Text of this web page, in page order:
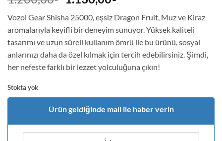
puanına
5 üzerinden
puan aldı
1.200,00₺.fiyat:
1.130,00₺.
Vozol Gear Shisha 25000, eşsiz Dragon Fruit, Muz ve Kiraz
aromalarıyla keyifli bir deneyim sunuyor. Yüksek kaliteli
tasarımı ve uzun süreli kullanım ömrü ile bu ürünü, sosyal
anlarınızı daha da özel kılmak için tercih edebilirsiniz. Şimdi,
her nefeste farklı bir lezzet yolculuğuna çıkın!
Stokta yok
Ürün geldiğinde mail ile haber verin